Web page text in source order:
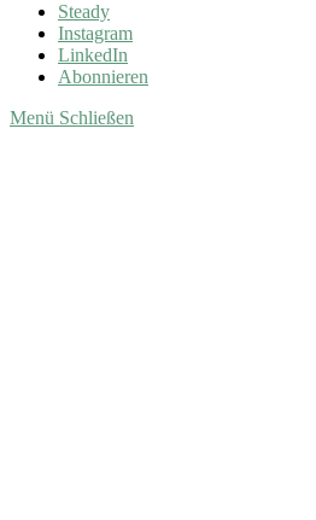
Steady
Instagram
LinkedIn
Abonnieren
Menü Schließen